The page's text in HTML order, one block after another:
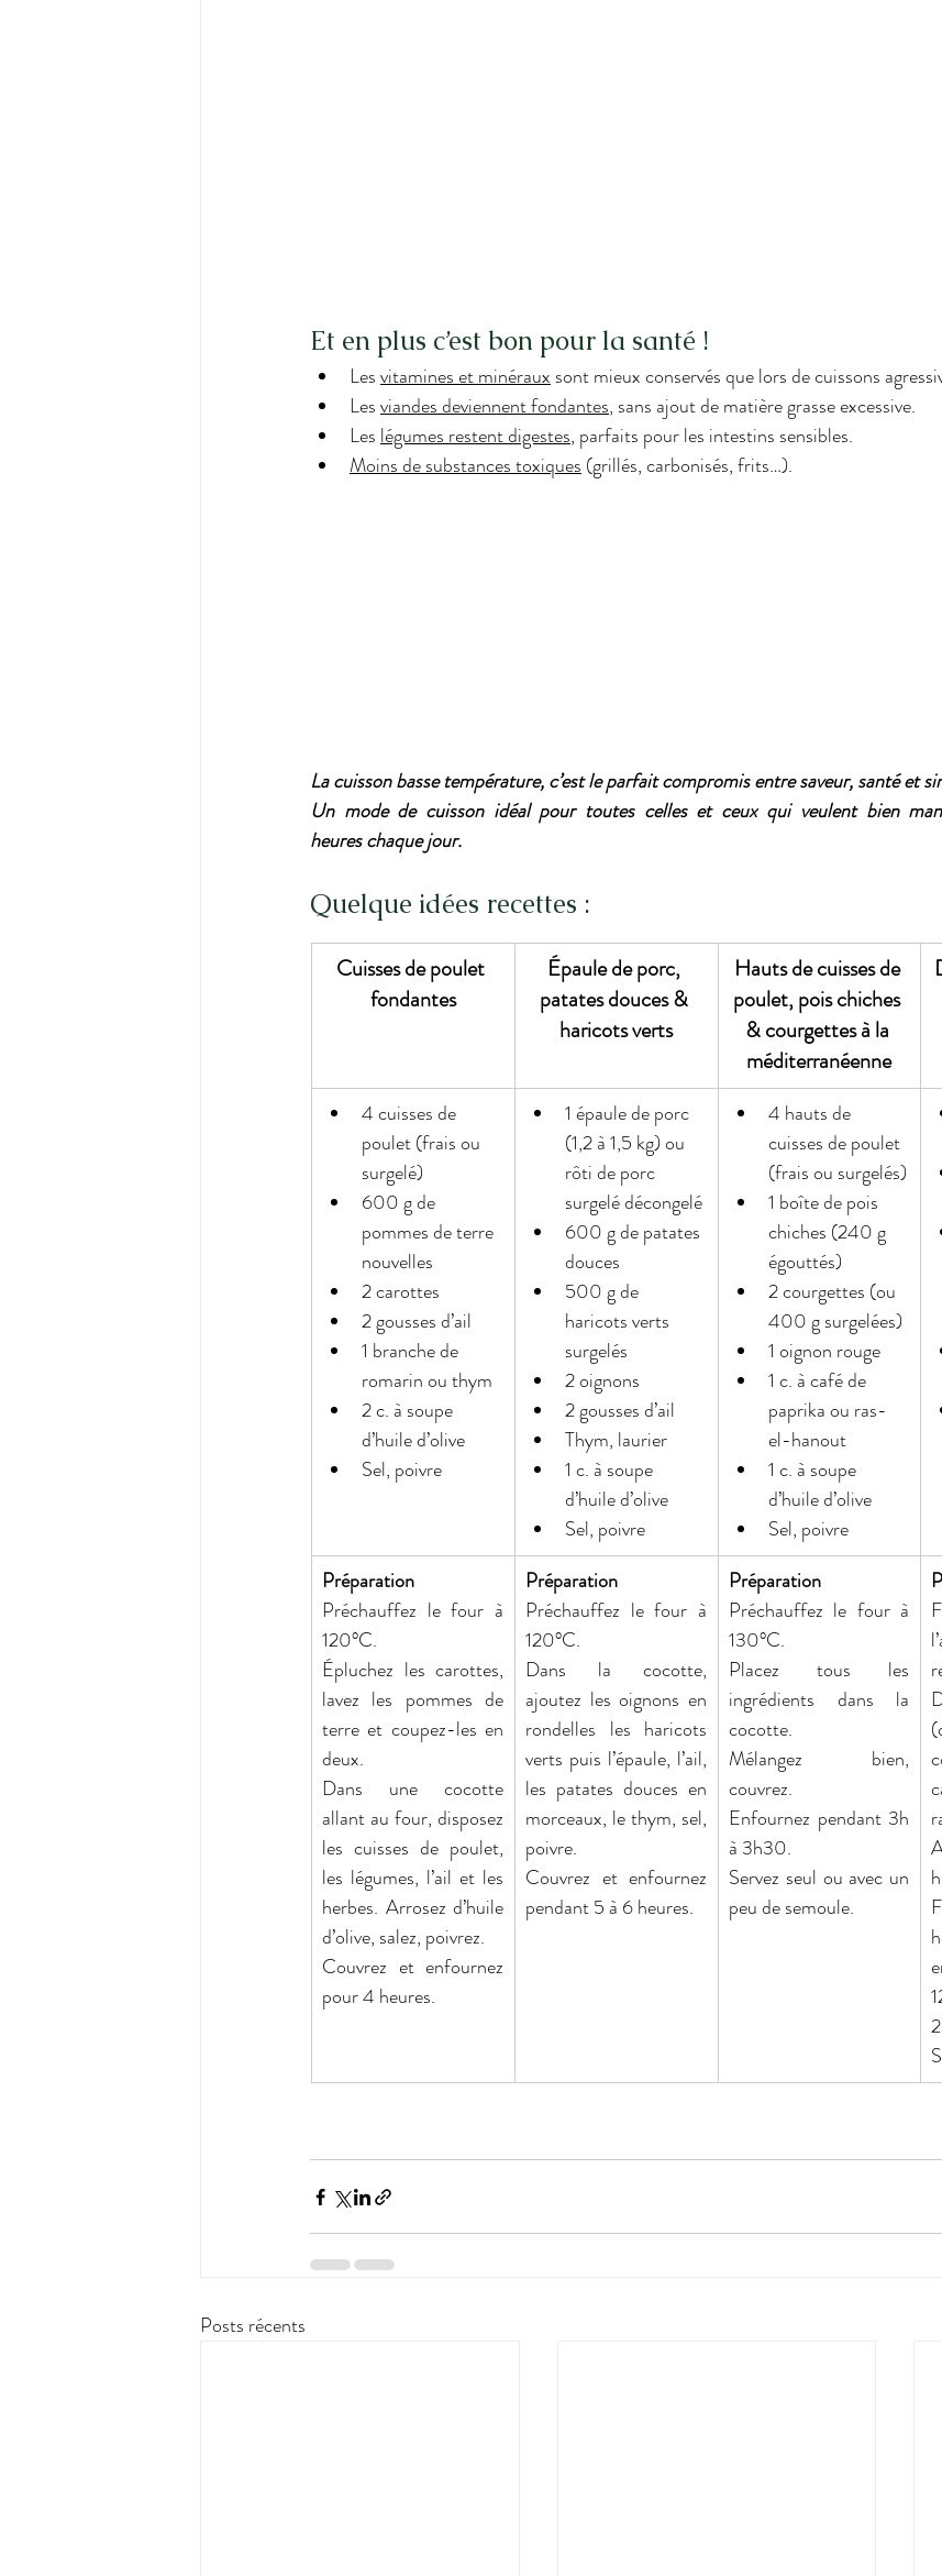
Et en plus c’est bon pour la santé !
Les vitamines et minéraux sont mieux conservés que lors de cuissons
Les viandes deviennent fondantes, sans ajout de matière grasse excessive.
Les légumes restent digestes, parfaits pour les intestins sensibles.
Moins de substances toxiques (grillés, carbonisés, frits…).
La cuisson basse température, c’est le parfait compromis entre saveur, santé et
Un mode de cuisson idéal pour toutes celles et ceux qui veulent bien
heures chaque jour.
Quelque idées recettes :
Cuisses de poulet
fondantes
Épaule de porc,
patates douces &
haricots verts
Hauts de cuisses de
poulet, pois chiches
& courgettes à la
méditerranéenne
4 cuisses de
poulet (frais ou
surgelé)
600 g de
pommes de terre
nouvelles
2 carottes
2 gousses d’ail
1 branche de
romarin ou thym
2 c. à soupe
d’huile d’olive
Sel, poivre
1 épaule de porc
(1,2 à 1,5 kg) ou
rôti de porc
surgelé décongelé
600 g de patates
douces
500 g de
haricots verts
surgelés
2 oignons
2 gousses d’ail
Thym, laurier
1 c. à soupe
d’huile d’olive
Sel, poivre
4 hauts de
cuisses de poulet
(frais ou surgelés)
1 boîte de pois
chiches (240 g
égouttés)
2 courgettes (ou
400 g surgelées)
1 oignon rouge
1 c. à café de
paprika ou ras-
el-hanout
1 c. à soupe
d’huile d’olive
Sel, poivre
Préparation
Préchauffez le four à
120°C.
Épluchez les carottes,
lavez les pommes de
terre et coupez-les en
deux.
Dans une cocotte
allant au four, disposez
les cuisses de poulet,
les légumes, l’ail et les
herbes. Arrosez d’huile
d’olive, salez, poivrez.
Couvrez et enfournez
pour 4 heures.
Préparation
Préchauffez le four à
120°C.
Dans la cocotte,
ajoutez les oignons en
rondelles les haricots
verts puis l’épaule, l’ail,
les patates douces en
morceaux, le thym, sel,
poivre.
Couvrez et enfournez
pendant 5 à 6 heures.
Préparation
Préchauffez le four à
130°C.
Placez tous les
ingrédients dans la
cocotte.
Mélangez bien,
couvrez.
Enfournez pendant 3h
à 3h30.
Servez seul ou avec un
peu de semoule.
Posts récents